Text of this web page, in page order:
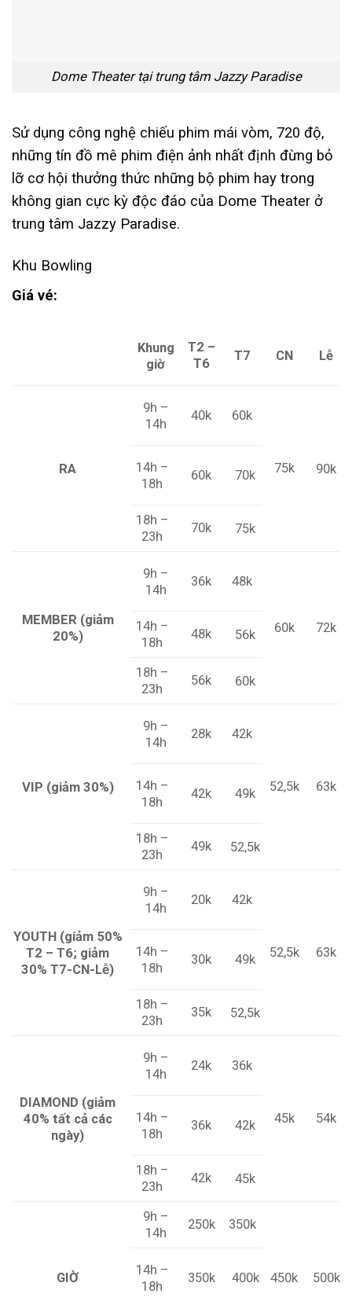
Dome Theater tại trung tâm Jazzy Paradise
Sử dụng công nghệ chiếu phim mái vòm, 720 độ,
những tín đồ mê phim điện ảnh nhất định đừng bỏ
lỡ cơ hội thưởng thức những bộ phim hay trong
không gian cực kỳ độc đáo của Dome Theater ở
trung tâm Jazzy Paradise.
Khu Bowling
Giá vé:
Khung
giờ
T2 –
T6
T7 CN Lễ
RA
9h –
14h
40k 60k
75k 90k
14h –
18h
60k 70k
18h –
23h
70k 75k
MEMBER (giảm
20%)
9h –
14h
36k 48k
60k 72k
14h –
18h
48k 56k
18h –
23h
56k 60k
VIP (giảm 30%)
9h –
14h
28k 42k
52,5k 63k
14h –
18h
42k 49k
18h –
23h
49k 52,5k
YOUTH (giảm 50%
T2 – T6; giảm
30% T7-CN-Lễ)
9h –
14h
20k 42k
52,5k 63k
14h –
18h
30k 49k
18h –
23h
35k 52,5k
DIAMOND (giảm
40% tất cả các
ngày)
9h –
14h
24k 36k
45k 54k
14h –
18h
36k 42k
18h –
23h
42k 45k
GIỜ
9h –
14h
250k 350k
450k 500k
14h –
18h
350k 400k